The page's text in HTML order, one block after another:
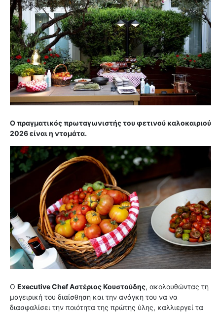
O πραγματικός πρωταγωνιστής του φετινού καλοκαιριού
2026 είναι η ντομάτα.
Ο Executive Chef Αστέριος Κουστούδης, ακολουθώντας τη
μαγειρική του διαίσθηση και την ανάγκη του να να
διασφαλίσει την ποιότητα της πρώτης ύλης, καλλιεργεί τα